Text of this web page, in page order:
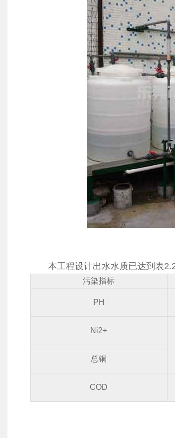
本工程设计出水水质已达到表
污染指标
PH
Ni2+
总铜
COD